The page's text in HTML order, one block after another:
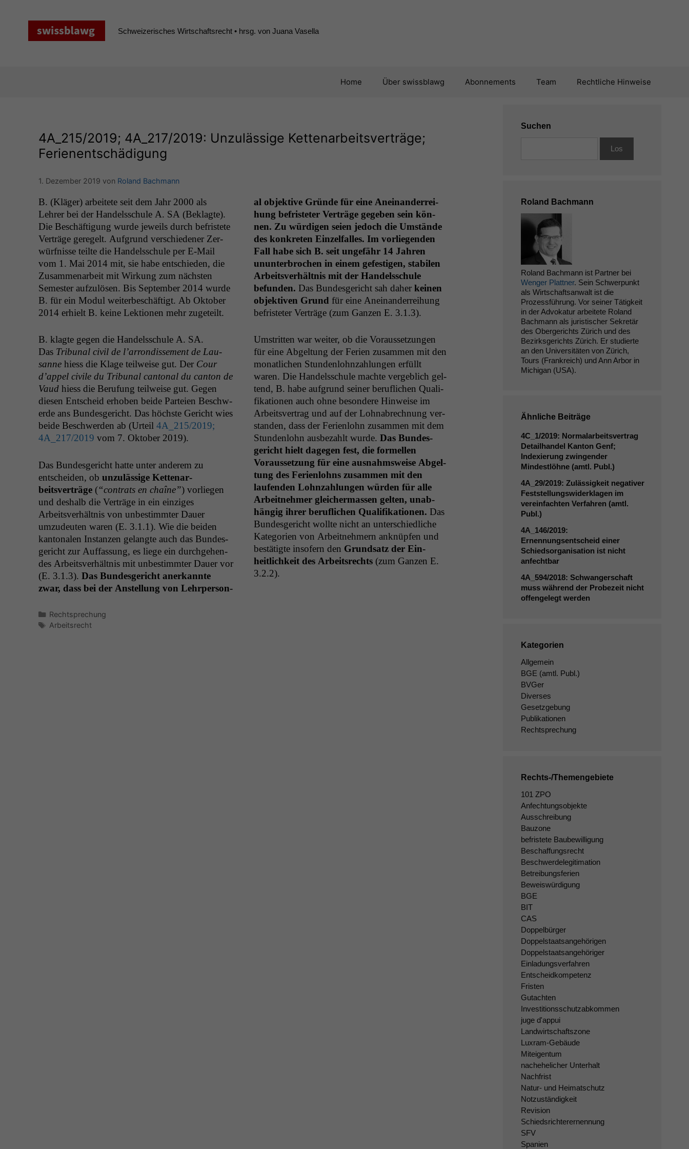
Schweizerisches Wirtschaftsrecht • hrsg. von Juana Vasella
Home Über swissblawg Abonnements Team Rechtliche Hinweise
4A_215/2019; 4A_217/2019: Unzulässige Kettenarbeitsverträge;
Ferienentschädigung
1. Dezember 2019 von Roland Bachmann
B. (Kläger) arbeit­ete seit dem Jahr 2000 als
Lehrer bei der Han­delss­chule A. SA (Beklagte).
Die Beschäf­ti­gung wurde jew­eils durch befris­tete
Verträge geregelt. Auf­grund ver­schieden­er Zer­
würfnisse teilte die Han­delss­chule per E‑Mail
vom 1. Mai 2014 mit, sie habe entsch­ieden, die
Zusam­me­nar­beit mit Wirkung zum näch­sten
Semes­ter aufzulösen. Bis Sep­tem­ber 2014 wurde
B. für ein Mod­ul weit­erbeschäftigt. Ab Okto­ber
2014 erhielt B. keine Lek­tio­nen mehr zugeteilt.
B. klagte gegen die Han­delss­chule A. SA.
Das Tri­bunal civ­il de l’ar­rondisse­ment de Lau­
sannehiess die Klage teil­weise gut. Der Cour
d’ap­pel civile du Tri­bunal can­ton­al du can­ton de
Vaudhiess die Beru­fung teil­weise gut. Gegen
diesen Entscheid erhoben bei­de Parteien Beschw­
erde ans Bun­des­gericht. Das höch­ste Gericht wies
bei­de Beschw­er­den ab (Urteil 4A_215/2019;
4A_217/2019 vom 7. Okto­ber 2019).
Das Bun­des­gericht hat­te unter anderem zu
entschei­den, ob unzuläs­sige Ket­te­nar­
beitsverträge(“con­trats en chaîne”) vor­liegen
und deshalb die Verträge in ein einziges
Arbeitsver­hält­nis von unbes­timmter Dauer
umzudeuten waren (E. 3.1.1). Wie die bei­den
kan­tonalen Instanzen gelangte auch das Bun­des­
gericht zur Auf­fas­sung, es liege ein durchge­hen­
des Arbeitsver­hält­nis mit unbes­timmter Dauer vor
(E. 3.1.3). Das Bun­des­gericht anerkan­nte
zwar, dass bei der Anstel­lung von Lehrper­son­
al objek­tive Gründe für eine Aneinan­der­rei­
hung befris­teter Verträge gegeben sein kön­
nen. Zu würdi­gen seien jedoch die Umstände
des konkreten Einzelfall­es. Im vor­liegen­den
Fall habe sich B. seit unge­fähr 14 Jahren
unun­ter­brochen in einem gefes­ti­gen, sta­bilen
Arbeitsver­hält­nis mit der Han­delss­chule
befun­den. Das Bun­des­gericht sah daher keinen
objek­tiv­en Grund für eine Aneinan­der­rei­hung
befris­teter Verträge (zum Ganzen E. 3.1.3).
Umstrit­ten war weit­er, ob die Voraus­set­zun­gen
für eine Abgel­tung der Ferien zusam­men mit den
monatlichen Stun­den­lohn­zahlun­gen erfüllt
waren. Die Han­delss­chule machte verge­blich gel­
tend, B. habe auf­grund sein­er beru­flichen Qual­i­
fika­tio­nen auch ohne beson­dere Hin­weise im
Arbeitsver­trag und auf der Lohnabrech­nung ver­
standen, dass der Ferien­lohn zusam­men mit dem
Stun­den­lohn aus­bezahlt wurde. Das Bun­des­
gericht hielt dage­gen fest, die formellen
Voraus­set­zung für eine aus­nahm­sweise Abgel­
tung des Ferien­lohns zusam­men mit den
laufend­en Lohn­zahlun­gen wür­den für alle
Arbeit­nehmer gle­icher­massen gel­ten, unab­
hängig ihrer beru­flichen Qual­i­fika­tio­nen. Das
Bun­des­gericht wollte nicht an unter­schiedliche
Kat­e­gorien von Arbeit­nehmern anknüpfen und
bestätigte insofern den Grund­satz der Ein­
heitlichkeit des Arbeit­srechts(zum Ganzen E.
3.2.2).
Kategorien
Rechtsprechung
Schlagwörter
Arbeitsrecht
Suchen
Roland Bachmann
Roland Bachmann ist Partner bei
Wenger Plattner. Sein Schwerpunkt
als Wirtschaftsanwalt ist die
Prozessführung. Vor seiner Tätigkeit
in der Advokatur arbeitete Roland
Bachmann als juristischer Sekretär
des Obergerichts Zürich und des
Bezirksgerichts Zürich. Er studierte
an den Universitäten von Zürich,
Tours (Frankreich) und Ann Arbor in
Michigan (USA).
Ähnliche Beiträge
4C_1/2019: Normalarbeitsvertrag
Detailhandel Kanton Genf;
Indexierung zwingender
Mindestlöhne (amtl. Publ.)
4A_29/2019: Zulässigkeit negativer
Feststellungswiderklagen im
vereinfachten Verfahren (amtl.
Publ.)
4A_146/2019:
Ernennungsentscheid einer
Schiedsorganisation ist nicht
anfechtbar
4A_594/2018: Schwangerschaft
muss während der Probezeit nicht
offengelegt werden
Kategorien
Allgemein
BGE (amtl. Publ.)
BVGer
Diverses
Gesetzgebung
Publikationen
Rechtsprechung
Rechts-/Themengebiete
101 ZPO
Anfechtungsobjekte
Ausschreibung
Bauzone
befristete Baubewilligung
Beschaffungsrecht
Beschwerdelegitimation
Betreibungsferien
Beweiswürdigung
BGE
BIT
CAS
Doppelbürger
Doppelstaatsangehörigen
Doppelstaatsangehöriger
Einladungsverfahren
Entscheidkompetenz
Fristen
Gutachten
Investitionsschutzabkommen
juge d'appui
Landwirtschaftszone
Luxram-Gebäude
Miteigentum
nachehelicher Unterhalt
Nachfrist
Natur- und Heimatschutz
Notzuständigkeit
Revision
Schiedsrichterernennung
SFV
Spanien